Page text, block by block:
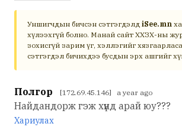
Уншигчдын бичсэн сэтгэгдэлд iSee.mn
хүлээхгүй болно. Манай сайт ХХЗХ-ны
зохисгүй зарим үг, хэллэгийг
сэтгэгдэл бичихдээ бусдын эрх ашгийг
Полгор [172.69.45.146] a year ago
Найдандорж гэж хүнд арай юу???
Хариулах